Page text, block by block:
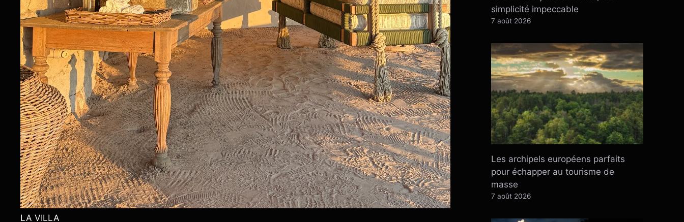
LA VILLA
simplicité impeccable
7 août 2026
Les archipels européens parfaits
pour échapper au tourisme de
masse
7 août 2026